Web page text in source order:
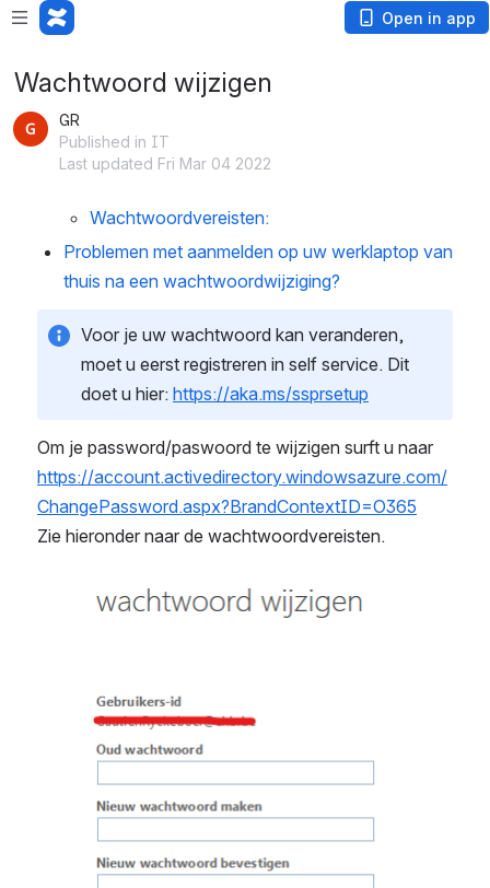
Open in app
Wachtwoord wijzigen
GR
Published in IT
Last updated Fri Mar 04 2022
Wachtwoordvereisten:
Problemen met aanmelden op uw werklaptop van
thuis na een wachtwoordwijziging?
Voor je uw wachtwoord kan veranderen,
moet u eerst registreren in self service. Dit
doet u hier: https://aka.ms/ssprsetup
https://account.activedirectory.windowsazure.com/
ChangePassword.aspx?BrandContextID=O365
Zie hieronder naar de wachtwoordvereisten.
Open